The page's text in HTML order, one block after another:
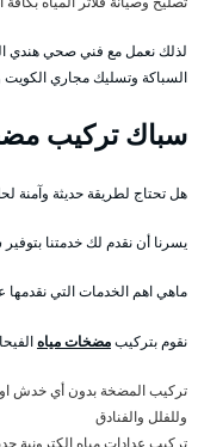
لذلك نعمل مع فني صحي هندي
السباكة وتسليك مجاري الكويت
سباك تركيب
هل تحتاج لطريقة حديثة
يسرنا أن نقدم لك خدمتنا
ماهي اهم الخدمات التي
نقوم بتركيبمضخات مياه
تركيب المضخة بدون أي خدش او
وللفلل والفنادق
تركيب عدادات مياه الكترونية